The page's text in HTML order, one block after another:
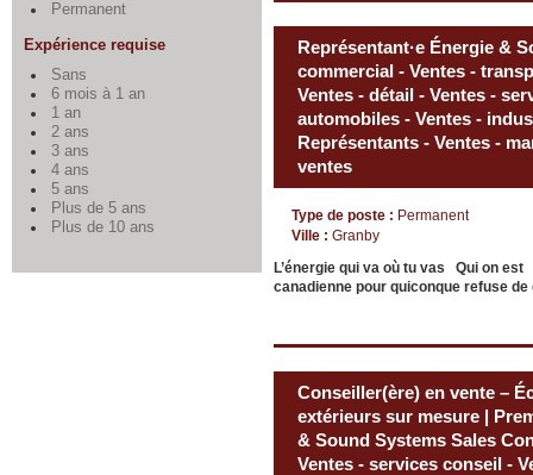
Permanent
Expérience requise
Sans
6 mois à 1 an
1 an
2 ans
3 ans
4 ans
5 ans
Plus de 5 ans
Plus de 10 ans
Représentant·e Énergie &
commercial - Ventes -
Ventes - détail - Ventes -
automobiles - Ventes -
Représentants - Ventes -
ventes
Type de poste : Permanent
Ville : Granby
L’énergie qui va où tu vas Qui on
canadienne pour quiconque refuse
Conseiller(ère) en vente –
extérieurs sur mesure |
& Sound Systems Sales
Ventes - services conseil -